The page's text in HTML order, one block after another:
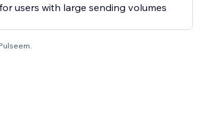
users with large sending volumes